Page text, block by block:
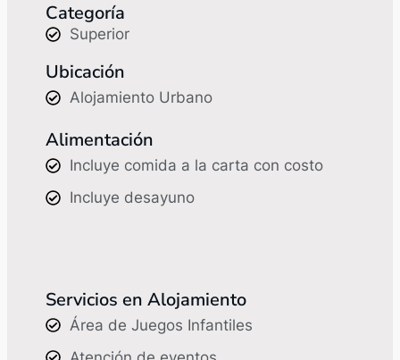
Categoría
Superior
Ubicación
Alojamiento Urbano
Alimentación
Incluye comida a la carta con costo
Incluye desayuno
Servicios en Alojamiento
Área de Juegos Infantiles